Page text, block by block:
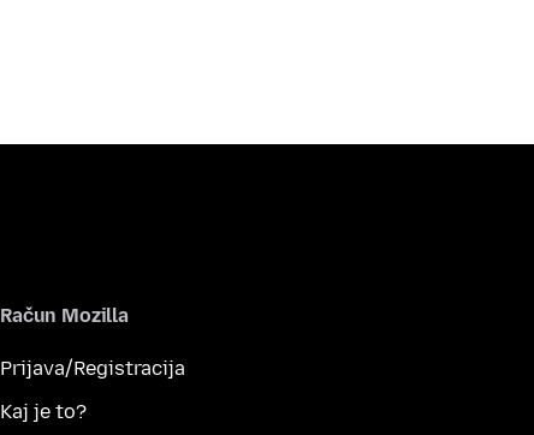
Račun Mozilla
Prijava/Registracija
Kaj je to?